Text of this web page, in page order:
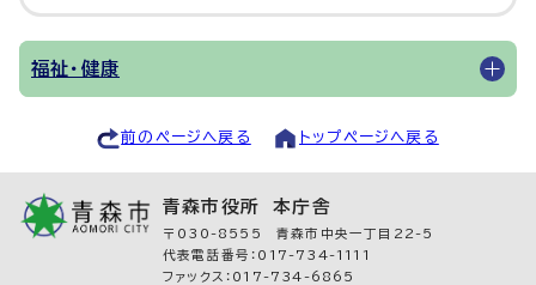
福祉・健康
前のページへ戻る トップページへ戻る
青森市役所 本庁舎
〒030-8555 青森市中央一丁目22-5
代表電話番号：017-734-1111
ファックス：017-734-6865